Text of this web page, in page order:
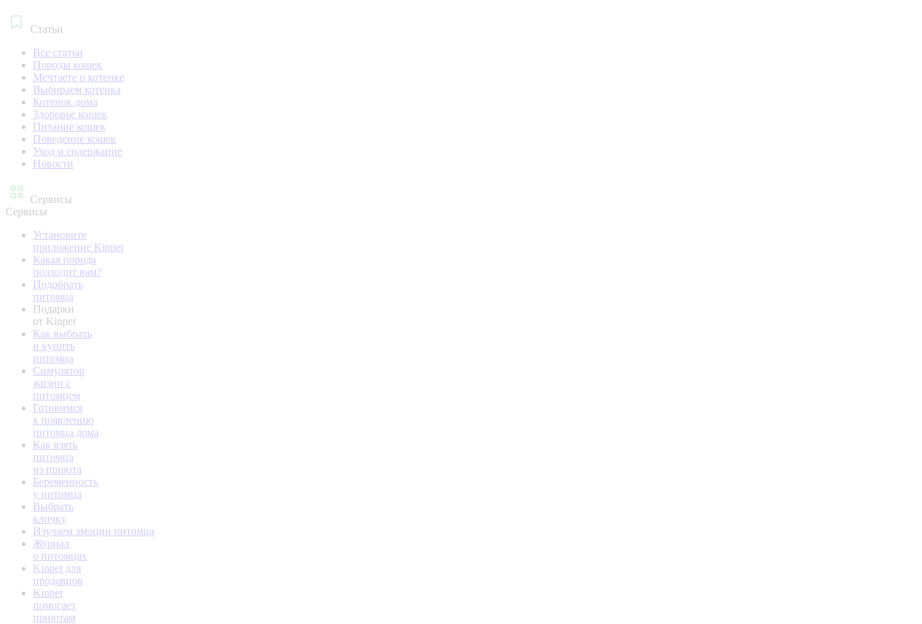
Статьи
Все статьи
Породы кошек
Мечтаете о котенке
Выбираем котенка
Котенок дома
Здоровье кошек
Питание кошек
Поведение кошек
Уход и содержание
Новости
Сервисы
Сервисы
Установите
приложение Kinpet
Какая порода
подходит вам?
Подобрать
питомца
Подарки
от Kinpet
Как выбрать
и купить
питомца
Симулятор
жизни с
питомцем
Готовимся
к появлению
питомца дома
Как взять
питомца
из приюта
Беременность
у питомца
Выбрать
кличку
Изучаем эмоции питомца
Журнал
о питомцах
Kinpet для
продавцов
Kinpet
помогает
приютам